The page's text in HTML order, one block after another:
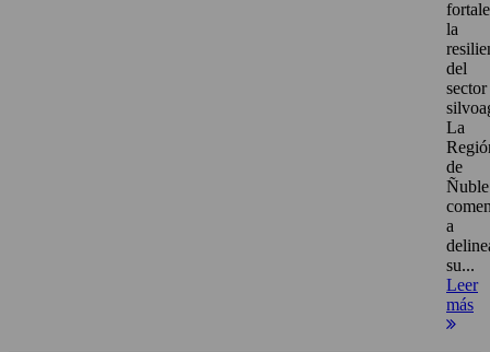
la
del
sector
La
de
Ñuble
a
su...
Leer
más